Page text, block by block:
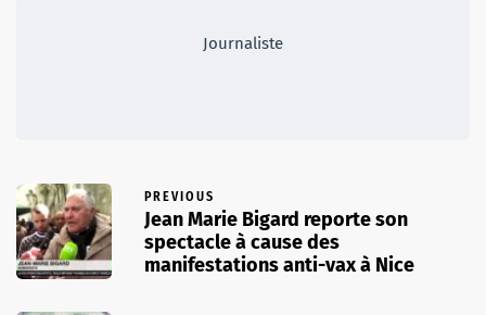
Journaliste
PREVIOUS
Jean Marie Bigard reporte son
spectacle à cause des
manifestations anti-vax à Nice